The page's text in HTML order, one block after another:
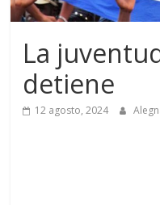
La
detiene
12 agosto, 2024